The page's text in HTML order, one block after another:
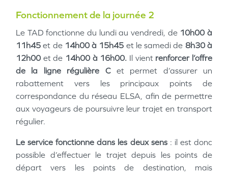
Fonctionnement de la journée 2
Le TAD fonctionne du lundi au vendredi, de10h00 à
11h45 et de 14h00 à 15h45 et le samedi de 8h30 à
12h00 et de 14h00 à 16h00. Il vient renforcer l’offre
de la ligne régulière C et permet d’assurer un
rabattement vers les principaux points de
correspondance du réseau ELSA, afin de permettre
aux voyageurs de poursuivre leur trajet en transport
régulier.
Le service fonctionne dans les deux sens: il est donc
possible d’effectuer le trajet depuis les points de
départ vers les points de destination, mais